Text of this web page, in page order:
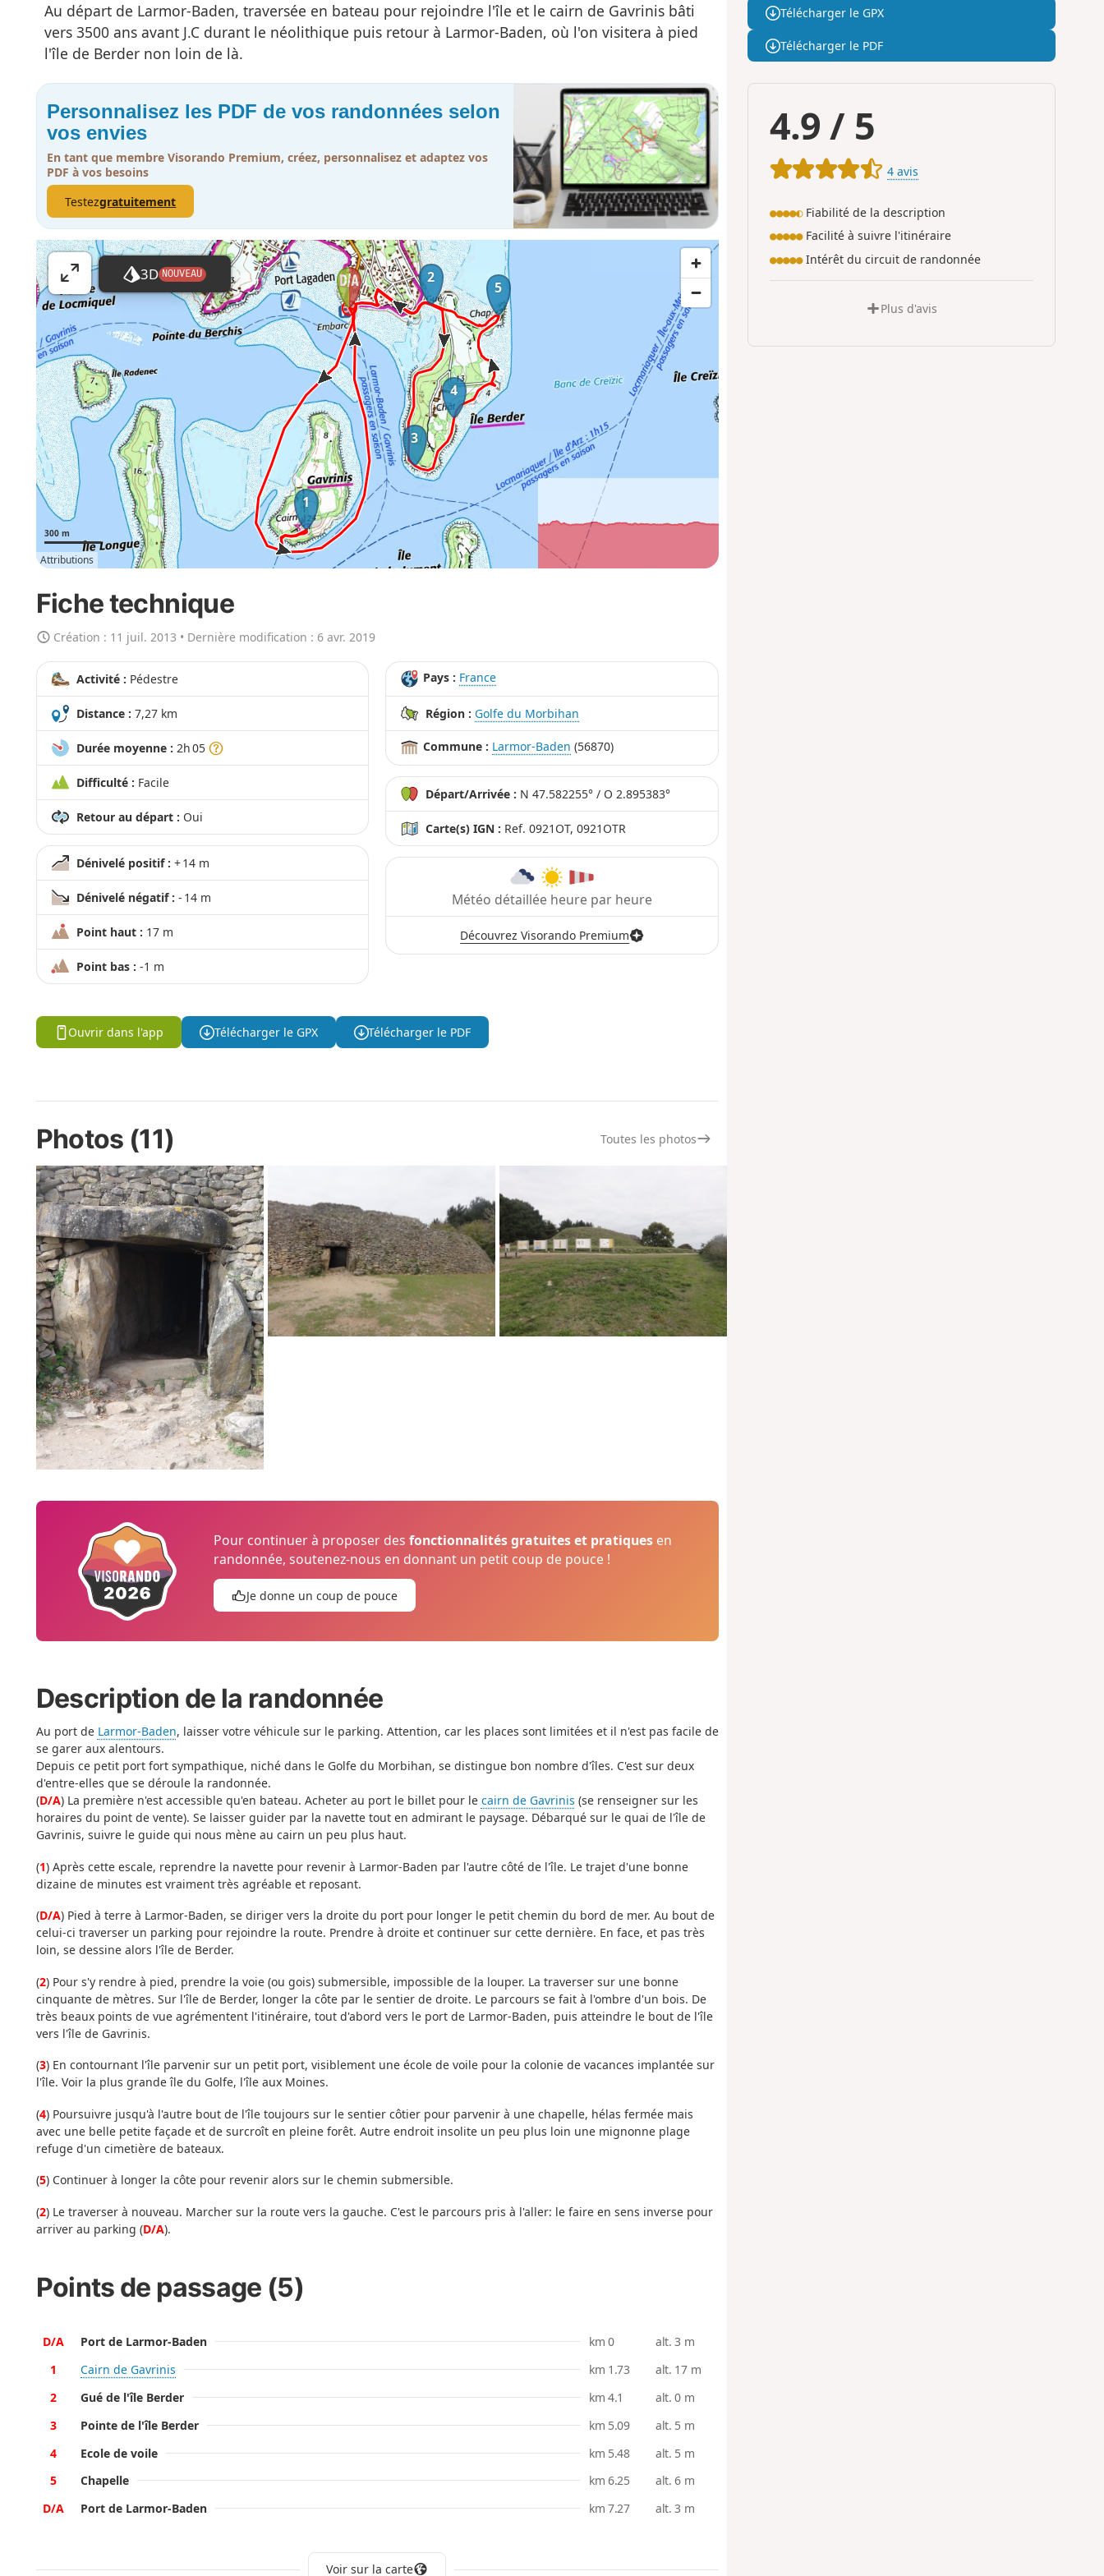
Au départ de Larmor-Baden, traversée en bateau pour rejoindre l'île et le cairn de Gavrinis bâti
vers 3500 ans avant J.C durant le néolithique puis retour à Larmor-Baden, où l'on visitera à pied
l'île de Berder non loin de là.
Personnalisez les PDF de vos randonnées selon
vos envies
En tant que membre Visorando Premium, créez, personnalisez et adaptez vos
PDF à vos besoins
Testezgratuitement
A
ff
i
c
h
e
r
l
a
c
a
r
t
e
e
n
g
r
d
3D NOUVEAU
1
2
3
4
5
300 m
Attributions
Fiche technique
Création : 11 juil. 2013 • Dernière modification : 6 avr. 2019
Activité : Pédestre
Distance : 7,27 km
Durée moyenne : 2h 05
Difficulté : Facile
Retour au départ : Oui
Dénivelé positif : + 14 m
Dénivelé négatif : - 14 m
Point haut : 17 m
Point bas : -1 m
Pays : France
Région : Golfe du Morbihan
Commune : Larmor-Baden (56870)
Départ/Arrivée : N 47.582255° / O 2.895383°
Carte(s) IGN : Ref. 0921OT, 0921OTR
Météo détaillée heure par heure
Découvrez Visorando Premium
Ouvrir dans l'app Télécharger le GPX Télécharger le PDF
Photos (11) Toutes les photos
Pour continuer à proposer desfonctionnalités gratuites et pratiques en
randonnée, soutenez-nous en donnant un petit coup de pouce !
Je donne un coup de pouce
Description de la randonnée
Au port de Larmor-Baden, laisser votre véhicule sur le parking. Attention, car les places sont limitées et il n'est pas facile de
se garer aux alentours.
Depuis ce petit port fort sympathique, niché dans le Golfe du Morbihan, se distingue bon nombre d'îles. C'est sur deux
d'entre-elles que se déroule la randonnée.
(D/A) La première n'est accessible qu'en bateau. Acheter au port le billet pour le cairn de Gavrinis (se renseigner sur les
horaires du point de vente). Se laisser guider par la navette tout en admirant le paysage. Débarqué sur le quai de l'île de
Gavrinis, suivre le guide qui nous mène au cairn un peu plus haut.
(1) Après cette escale, reprendre la navette pour revenir à Larmor-Baden par l'autre côté de l'île. Le trajet d'une bonne
dizaine de minutes est vraiment très agréable et reposant.
(D/A) Pied à terre à Larmor-Baden, se diriger vers la droite du port pour longer le petit chemin du bord de mer. Au bout de
celui-ci traverser un parking pour rejoindre la route. Prendre à droite et continuer sur cette dernière. En face, et pas très
loin, se dessine alors l'île de Berder.
(2) Pour s'y rendre à pied, prendre la voie (ou gois) submersible, impossible de la louper. La traverser sur une bonne
cinquante de mètres. Sur l'île de Berder, longer la côte par le sentier de droite. Le parcours se fait à l'ombre d'un bois. De
très beaux points de vue agrémentent l'itinéraire, tout d'abord vers le port de Larmor-Baden, puis atteindre le bout de l'île
vers l'île de Gavrinis.
(3) En contournant l'île parvenir sur un petit port, visiblement une école de voile pour la colonie de vacances implantée sur
l'île. Voir la plus grande île du Golfe, l'île aux Moines.
(4) Poursuivre jusqu'à l'autre bout de l'île toujours sur le sentier côtier pour parvenir à une chapelle, hélas fermée mais
avec une belle petite façade et de surcroît en pleine forêt. Autre endroit insolite un peu plus loin une mignonne plage
refuge d'un cimetière de bateaux.
(5) Continuer à longer la côte pour revenir alors sur le chemin submersible.
(2) Le traverser à nouveau. Marcher sur la route vers la gauche. C'est le parcours pris à l'aller: le faire en sens inverse pour
arriver au parking (D/A).
Points de passage (5)
D/A Port de Larmor-Baden km 0
alt. 3 m
1
Cairn de Gavrinis km 1.73
alt. 17 m
2
Gué de l'île Berder km 4.1
alt. 0 m
3
Pointe de l'île Berder km 5.09
alt. 5 m
4
Ecole de voile km 5.48
alt. 5 m
5
Chapelle km 6.25
alt. 6 m
D/A
Port de Larmor-Baden km 7.27 alt. 3 m
Voir sur la carte
Télécharger le GPX
Télécharger le PDF
4.9/ 5
4 avis
●●●●◐Fiabilité de la description
●●●●●Facilité à suivre l'itinéraire
●●●●●Intérêt du circuit de randonnée
Plus d'avis